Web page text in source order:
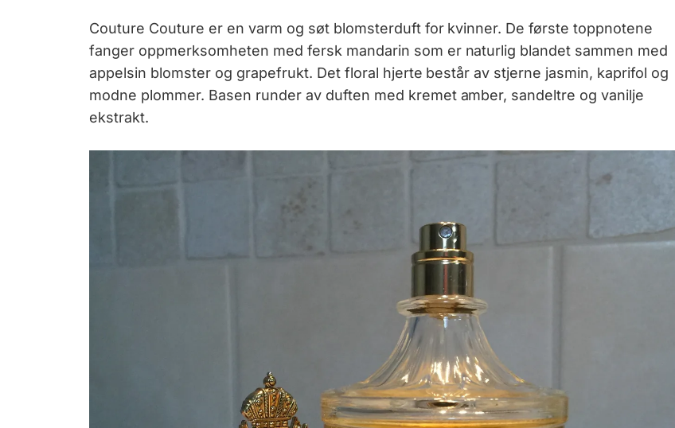
Couture Couture er en varm og søt blomsterduft for kvinner. De første toppnotene
fanger oppmerksomheten med fersk mandarin som er naturlig blandet sammen med
appelsin blomster og grapefrukt. Det floral hjerte består av stjerne jasmin, kaprifol og
modne plommer. Basen runder av duften med kremet amber, sandeltre og vanilje
ekstrakt.